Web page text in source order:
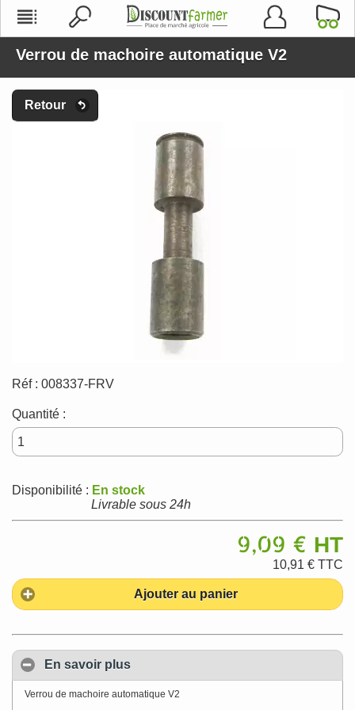
Verrou de machoire automatique V2
Retour
Réf : 008337-FRV
Quantité :
Disponibilité : En stock
Livrable sous 24h
9,09 € HT
10,91 € TTC
Ajouter au panier
En savoir plus
Verrou de machoire automatique V2